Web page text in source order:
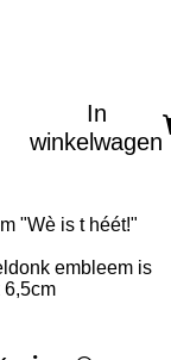
In
winkelwagen
"Wè is t héét!"
embleem is
6,5cm